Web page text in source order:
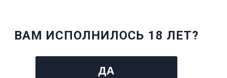
ВАМ ИСПОЛНИЛОСЬ 18 ЛЕТ?
ДА